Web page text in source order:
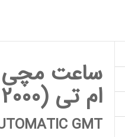
ساعت مچی
ام تی (2000 متری)
GMT